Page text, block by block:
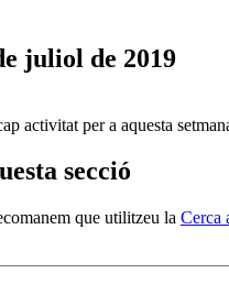
juliol de 2019
activitat per a aquesta
secció
que utilitzeu la Cerca